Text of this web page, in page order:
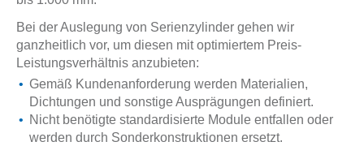
Bei der Auslegung von Serienzylinder gehen wir
ganzheitlich vor, um diesen mit optimiertem Preis-
Leistungsverhältnis anzubieten:
Gemäß Kundenanforderung werden Materialien,
Dichtungen und sonstige Ausprägungen definiert.
Nicht benötigte standardisierte Module entfallen oder
werden durch Sonderkonstruktionen ersetzt.